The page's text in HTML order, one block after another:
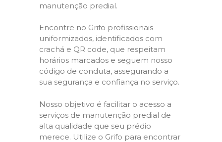
manutenção predial.
Encontre no Grifo profissionais
uniformizados, identificados com
crachá e QR code, que respeitam
horários marcados e seguem nosso
código de conduta, assegurando a
sua segurança e confiança no serviço.
Nosso objetivo é facilitar o acesso a
serviços de manutenção predial de
alta qualidade que seu prédio
merece. Utilize o Grifo para encontrar